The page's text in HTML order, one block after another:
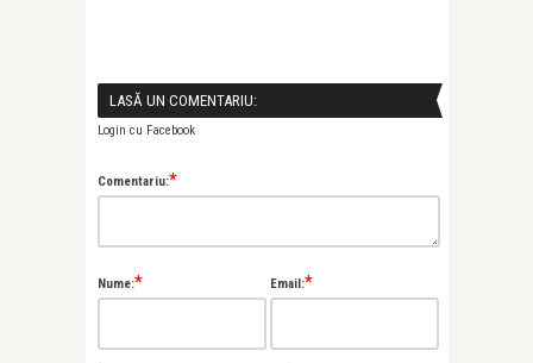
LASĂ UN COMENTARIU:
Login cu Facebook
Comentariu:*
Nume:* Email:*